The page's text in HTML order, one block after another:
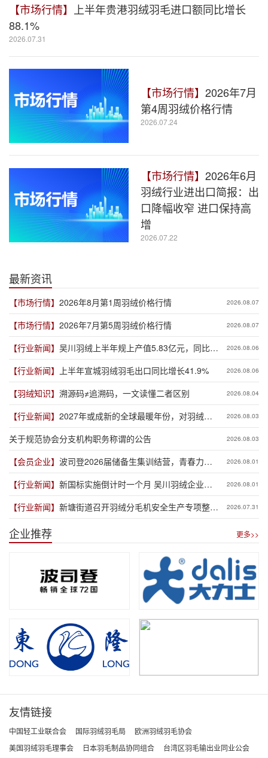
【市场行情】
上半年贵港羽绒羽毛进口额同比增长
88.1%
2026.07.31
【市场行情】 2026年7月
第4周羽绒价格行情
2026.07.24
【市场行情】 2026年6月
羽绒行业进出口简报：出
口降幅收窄 进口保持高
增
2026.07.22
最新资讯
【市场行情】 2026年8月第1周羽绒价格行情 2026.08.07
【市场行情】 2026年7月第5周羽绒价格行情 2026.08.07
【行业新闻】 吴川羽绒上半年规上产值5.83亿元，同比增
长19.3%
2026.08.06
【行业新闻】 上半年宣城羽绒羽毛出口同比增长41.9% 2026.08.06
【羽绒知识】 溯源码≠追溯码，一文读懂二者区别 2026.08.04
【行业新闻】 2027年或成新的全球最暖年份，对羽绒产
业有何影响？
2026.08.03
关于规范协会分支机构职务称谓的公告 2026.08.03
【会员企业】 波司登2026届储备生集训结营，青春力量
赋能品牌新程
2026.08.01
【行业新闻】 新国标实施倒计时一个月 吴川羽绒企业集
体“抢跑”新规
2026.08.01
【行业新闻】 新塘街道召开羽绒分毛机安全生产专项整治
推进会
2026.07.31
企业推荐 更多>>
友情链接
中国轻工业联合会 国际羽绒羽毛局
欧洲羽绒羽毛协会
美国羽绒羽毛理事会
日本羽毛制品协同组合 台湾区羽毛输出业同业公会